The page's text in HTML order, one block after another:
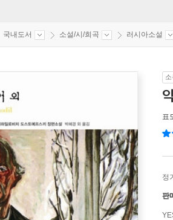
국내도서 소설/시/희곡 러시아소설
표
정
판